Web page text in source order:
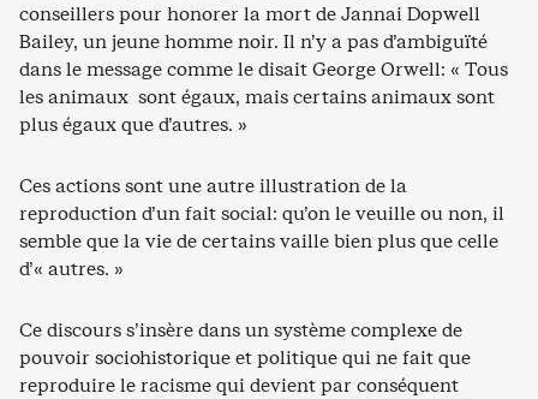
conseillers pour honorer la mort de Jannai Dopwell
Bailey, un jeune homme noir. Il n’y a pas d’ambiguïté
dans le message comme le disait George Orwell: « Tous
les animaux sont égaux, mais certains animaux sont
plus égaux que d’autres. »
Ces actions sont une autre illustration de la
reproduction d’un fait social: qu’on le veuille ou non, il
semble que la vie de certains vaille bien plus que celle
d’« autres. »
Ce discours s’insère dans un système complexe de
pouvoir sociohistorique et politique qui ne fait que
reproduire le racisme qui devient par conséquent